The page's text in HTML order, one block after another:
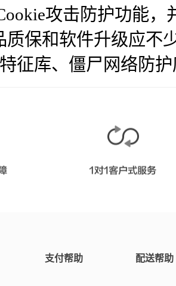
攻击防护功能，
质保和软件升级应不
征库、僵尸网络防
支付帮助 配送帮助